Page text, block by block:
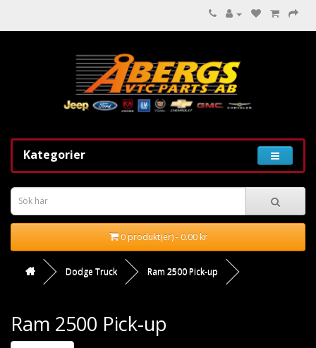
Kategorier
0 produkt(er) - 0.00 kr
Dodge Truck Ram 2500 Pick-up
Ram 2500 Pick-up